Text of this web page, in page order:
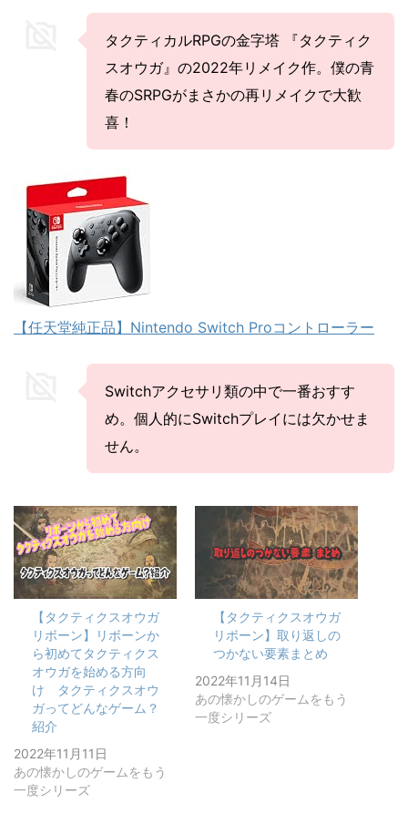
タクティカルRPGの金字塔 『タクティク
スオウガ』の2022年リメイク作。僕の青
春のSRPGがまさかの再リメイクで大歓
喜！
【任天堂純正品】Nintendo Switch Proコントローラー
Switchアクセサリ類の中で一番おすす
め。個人的にSwitchプレイには欠かせま
せん。
【タクティクスオウガ
リボーン】リボーンか
ら初めてタクティクス
オウガを始める方向
け タクティクスオウ
ガってどんなゲーム？
紹介
2022年11月11日
あの懐かしのゲームをもう
一度シリーズ
【タクティクスオウガ
リボーン】取り返しの
つかない要素まとめ
2022年11月14日
あの懐かしのゲームをもう
一度シリーズ